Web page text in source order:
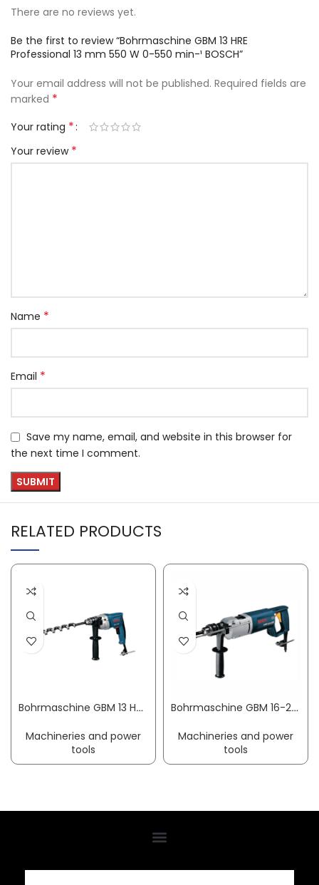
There are no reviews yet.
Be the first to review “Bohrmaschine GBM 13 HRE
Professional 13 mm 550 W 0-550 min-¹ BOSCH”
Your email address will not be published. Required fields are
marked *
Your rating *
Your review *
Name *
Email *
Save my name, email, and website in this browser for
the next time I comment.
RELATED PRODUCTS
Bohrmaschine GBM 13 HRE Professional 13 mm 550 W 0-550 min-¹ BOSCH
Machineries and power
tools
Bohrmaschine GBM 16-2 RE Professional 16/8 mm 1050 W 0-600 / 0-1450 min-¹ BOSCH
Machineries and power
tools